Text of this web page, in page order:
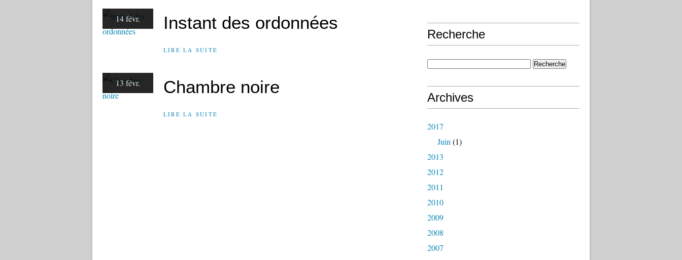
14 févr. Instant des ordonnées
LIRE LA SUITE
13 févr. Chambre noire
LIRE LA SUITE
Recherche
Archives
2017
Juin (1)
2013
2012
2011
2010
2009
2008
2007